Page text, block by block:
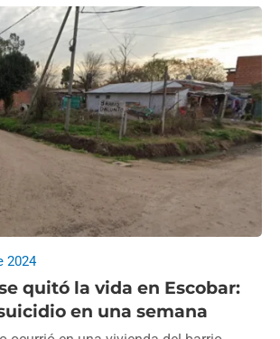
quitó la vida en Escobar:
en una semana
2024